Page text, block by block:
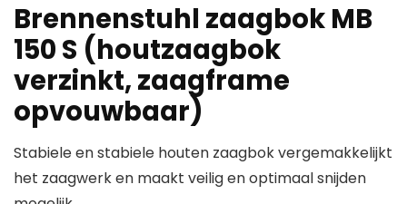
Brennenstuhl zaagbok MB
150 S (houtzaagbok
verzinkt, zaagframe
opvouwbaar)
Stabiele en stabiele houten zaagbok vergemakkelijkt
het zaagwerk en maakt veilig en optimaal snijden